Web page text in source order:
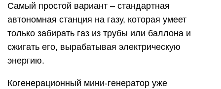
Самый простой вариант – стандартная
автономная станция на газу, которая умеет
только забирать газ из трубы или баллона и
сжигать его, вырабатывая электрическую
энергию.
Когенерационный мини-генератор уже